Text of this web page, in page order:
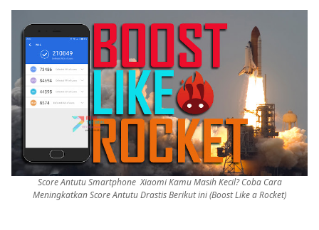
Score Antutu Smartphone Xiaomi Kamu Masih Kecil? Coba Cara
Meningkatkan Score Antutu Drastis Berikut ini (Boost Like a Rocket)